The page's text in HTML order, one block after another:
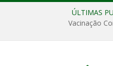
ÚLTIMAS
Vacinação